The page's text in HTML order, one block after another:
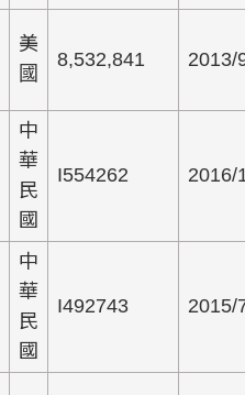
美
國
8,532,841 2013/
中
華
民
國
I554262 2016/
中
華
民
國
I492743 2015/